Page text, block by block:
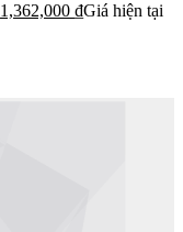
1,362,000 ₫Giá hiện tại